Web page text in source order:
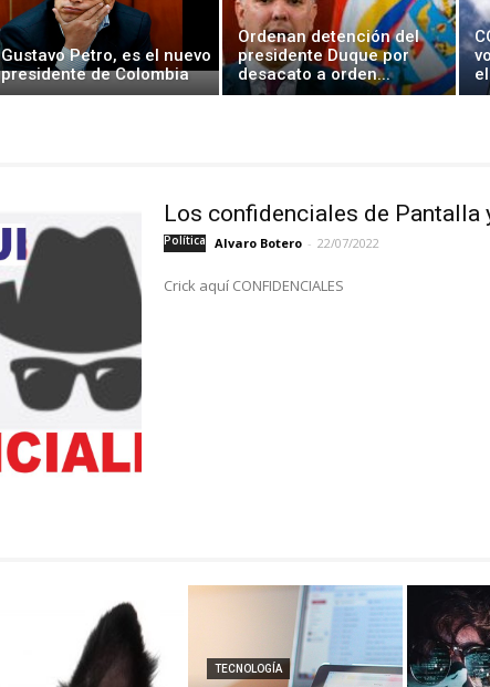
Gustavo Petro, es el nuevo
presidente de Colombia
Ordenan detención del
presidente Duque por
desacato a orden...
Los confidenciales de Pantalla
Política Alvaro Botero - 22/07/2022
Crick aquí CONFIDENCIALES
TECNOLOGÍA